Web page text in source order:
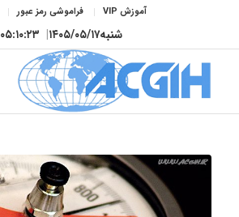
آموزش VIP فراموشی رمز عبور
شنبه۱۴۰۵/۰۵/۱۷| ۰۵:۱۰:۲۴